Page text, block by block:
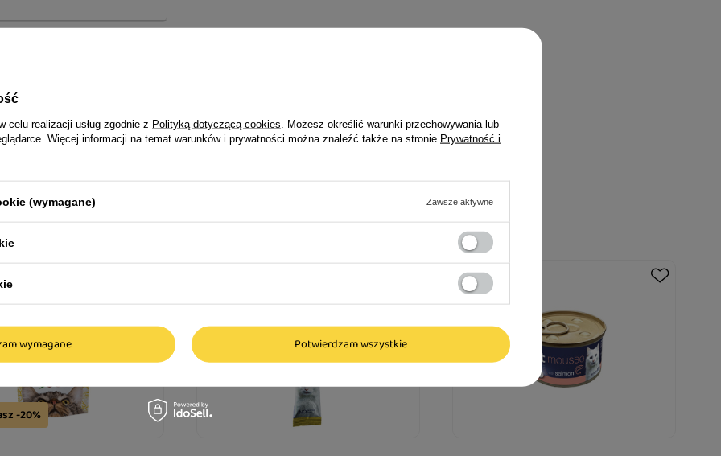
codziennej diety
praktycznym
wieku
z prawdziwym
posiłków? Brit
przygotowany z
że karma jest
smakowych. To
pupila i dostarczenie
posiłku.
kociej diety?
składników
czworonoga
-20%
celu realizacji usług zgodnie z Polityką dotyczącą cookies . Możesz określić warunki przechowywania lub
Więcej informacji na temat warunków i prywatności można znaleźć także na stronie Prywatność i
(wymagane) Zawsze aktywne
wymagane Potwierdzam wszystkie